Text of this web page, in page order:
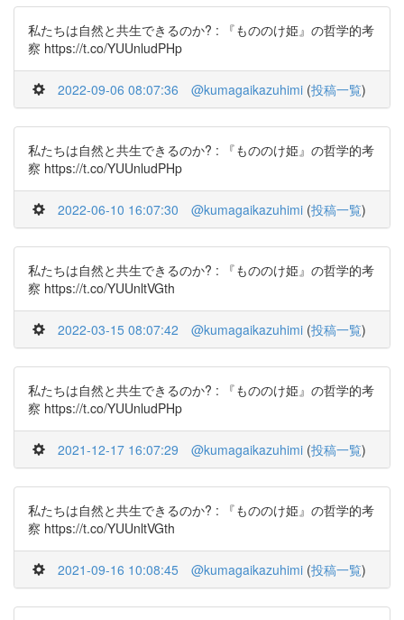
私たちは自然と共生できるのか? : 『もののけ姫』の哲学的考
察 https://t.co/YUUnludPHp
2022-09-06 08:07:36 @kumagaikazuhimi (投稿一覧)
私たちは自然と共生できるのか? : 『もののけ姫』の哲学的考
察 https://t.co/YUUnludPHp
2022-06-10 16:07:30 @kumagaikazuhimi (投稿一覧)
私たちは自然と共生できるのか? : 『もののけ姫』の哲学的考
察 https://t.co/YUUnltVGth
2022-03-15 08:07:42 @kumagaikazuhimi (投稿一覧)
私たちは自然と共生できるのか? : 『もののけ姫』の哲学的考
察 https://t.co/YUUnludPHp
2021-12-17 16:07:29 @kumagaikazuhimi (投稿一覧)
私たちは自然と共生できるのか? : 『もののけ姫』の哲学的考
察 https://t.co/YUUnltVGth
2021-09-16 10:08:45 @kumagaikazuhimi (投稿一覧)